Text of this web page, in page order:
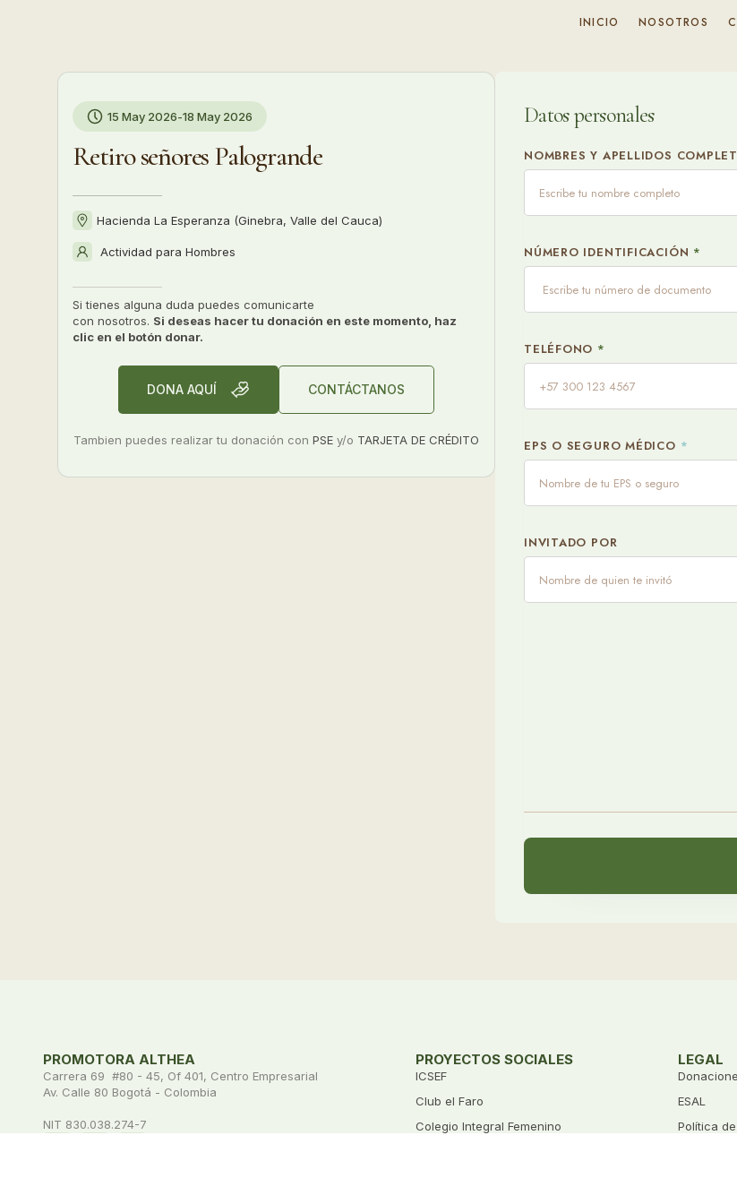
INICIO NOSOTROS
15 May 2026-18 May 2026
Retiro señores Palogrande
Hacienda La Esperanza (Ginebra, Valle del Cauca)
Actividad para Hombres
Si tienes alguna duda puedes comunicarte
con nosotros. Si deseas hacer tu donación en este momento, haz
clic en el botón donar.
DONA AQUÍ CONTÁCTANOS
Tambien puedes realizar tu donación con PSEy/o TARJETA DE CRÉDITO
Datos personales
NOMBRES Y APELLIDOS
NÚMERO IDENTIFICACIÓN *
TELÉFONO *
EPS O SEGURO MÉDICO *
INVITADO POR
PROMOTORA ALTHEA
Carrera 69 #80 - 45, Of 401, Centro Empresarial
Av. Calle 80 Bogotá - Colombia
NIT 830.038.274-7
PROYECTOS SOCIALES
ICSEF
Club el Faro
Colegio Integral Femenino
LEGAL
ESAL
Política